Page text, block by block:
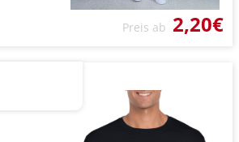
Preis ab 2,20€